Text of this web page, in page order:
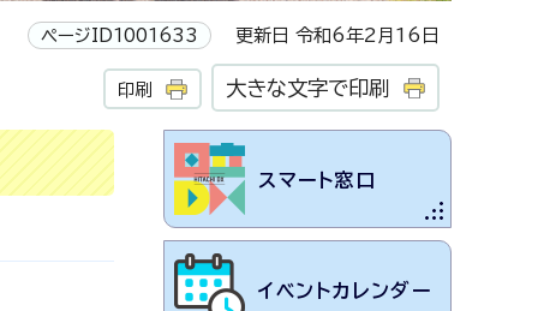
ページID1001633 更新日 令和6年2月16日
印刷 大きな文字で印刷
スマート窓口
イベントカレンダー